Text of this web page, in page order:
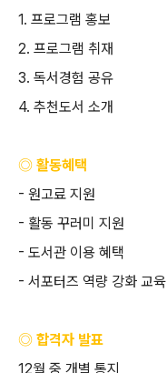
1. 프로그램 홍보
2. 프로그램 취재
3. 독서경험 공유
4. 추천도서 소개
◎ 활동혜택
- 원고료 지원
- 활동 꾸러미 지원
- 도서관 이용 혜택
- 서포터즈 역량 강화 교육
◎ 합격자 발표
12월 중 개별 통지